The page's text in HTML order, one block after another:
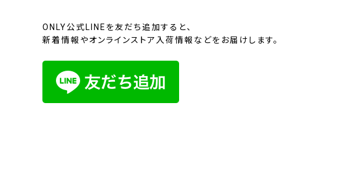
ONLY公式LINEを友だち追加すると、
新着情報やオンラインストア入荷情報などをお届けします。